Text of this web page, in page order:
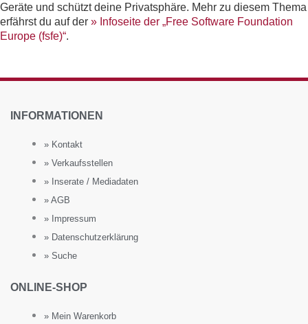
Geräte und schützt deine Privatsphäre. Mehr zu diesem Thema
erfährst du auf der » Infoseite der „Free Software Foundation
Europe (fsfe)“.
INFORMATIONEN
» Kontakt
» Verkaufsstellen
» Inserate / Mediadaten
» AGB
» Impressum
» Datenschutzerklärung
» Suche
ONLINE-SHOP
» Mein Warenkorb